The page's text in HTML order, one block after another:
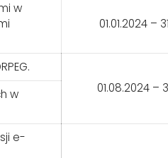
w
01.01.2024 –
01.08.2024 –
w
e-